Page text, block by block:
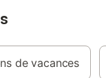
de vacances